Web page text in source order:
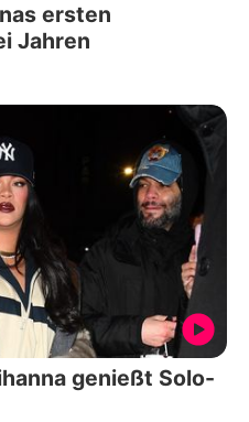
ersten
Jahren
genießt Solo-